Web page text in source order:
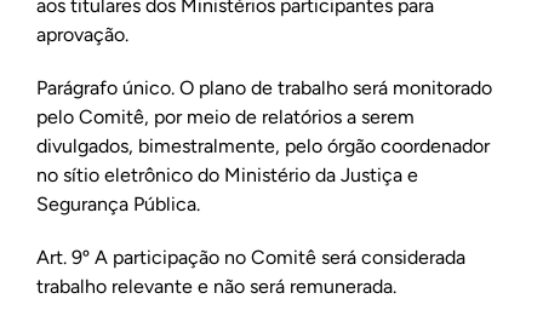
aos titulares dos Ministérios participantes para
aprovação.
Parágrafo único. O plano de trabalho será monitorado
pelo Comitê, por meio de relatórios a serem
divulgados, bimestralmente, pelo órgão coordenador
no sítio eletrônico do Ministério da Justiça e
Segurança Pública.
Art. 9º A participação no Comitê será considerada
trabalho relevante e não será remunerada.